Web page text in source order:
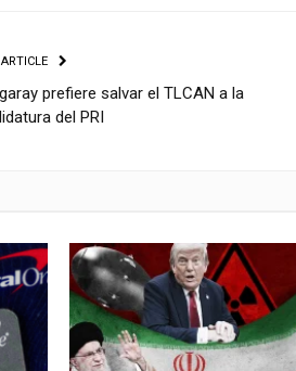
prefiere salvar el TLCAN a la
del PRI